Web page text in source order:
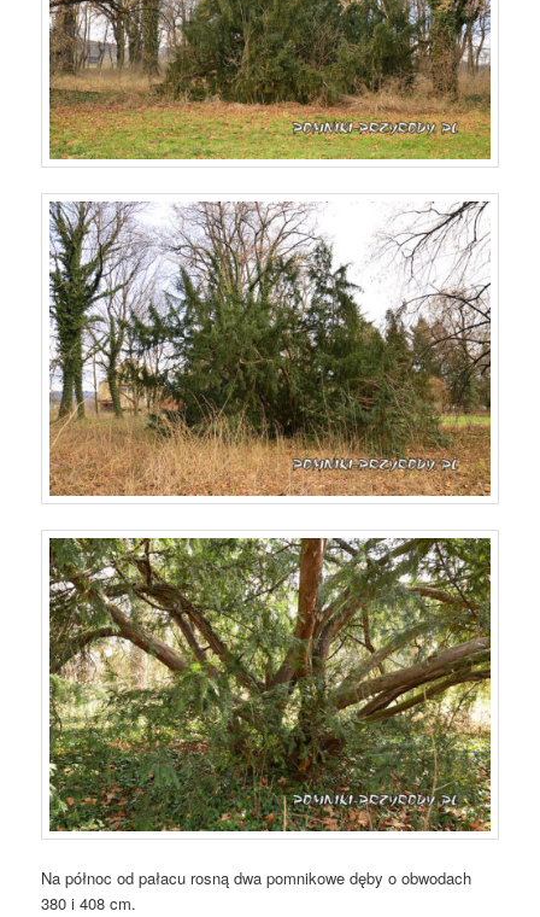
Na północ od pałacu rosną dwa pomnikowe dęby o obwodach
380 i 408 cm.